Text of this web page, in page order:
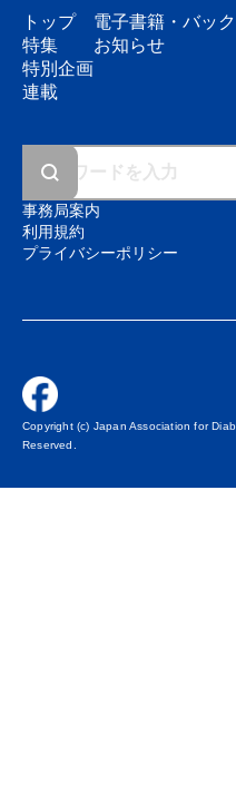
トップ
特集
特別企画
連載
電子書籍・ バッ
お知らせ
事務局案内
利用規約
プライバシーポリシー
Copyright (c) Japan Association for
Reserved.